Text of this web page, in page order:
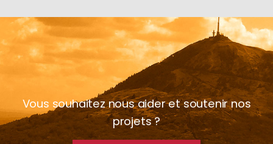
Vous souhaitez nous aider et soutenir nos
projets ?